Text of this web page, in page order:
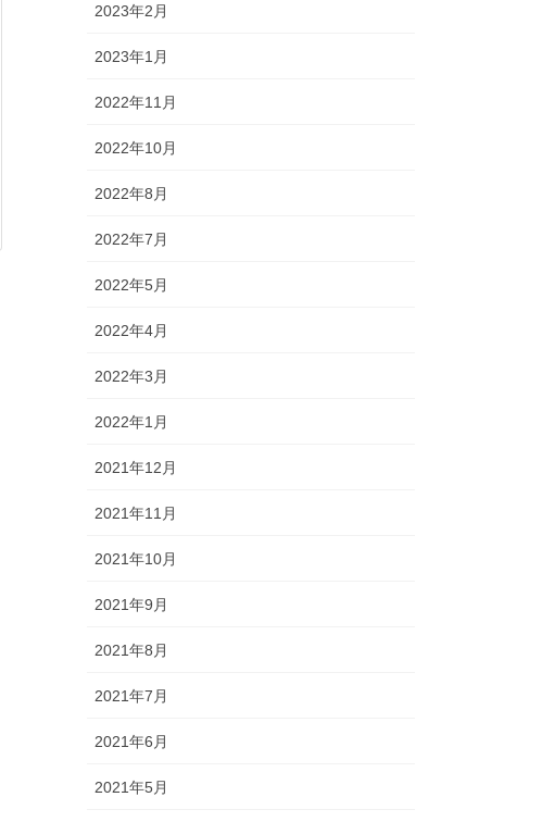
2023年2月
2023年1月
2022年11月
2022年10月
2022年8月
2022年7月
2022年5月
2022年4月
2022年3月
2022年1月
2021年12月
2021年11月
2021年10月
2021年9月
2021年8月
2021年7月
2021年6月
2021年5月